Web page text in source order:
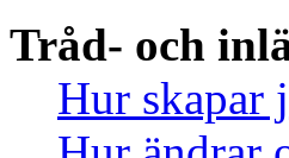
Tråd- och
Hur skapar